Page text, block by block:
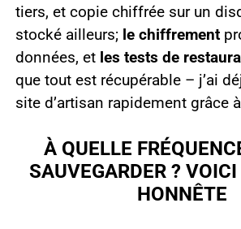
tiers, et copie chiffrée sur un
stocké ailleurs; le chiffrement
données, et les tests de
que tout est récupérable – j’ai
site d’artisan rapidement grâce
À QUELLE
SAUVEGARDER ?
HONNÊTE